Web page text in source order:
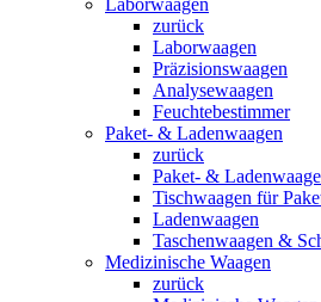
Laborwaagen
zurück
Laborwaagen
Präzisionswaagen
Analysewaagen
Feuchtebestimmer
Paket- & Ladenwaagen
zurück
Paket- &
Tischwaagen für
Ladenwaagen
Taschenwaagen &
Medizinische Waagen
zurück